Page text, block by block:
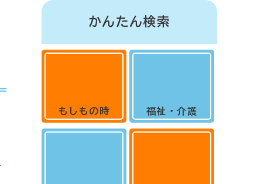
かんたん検索
もしもの時 福祉・介護